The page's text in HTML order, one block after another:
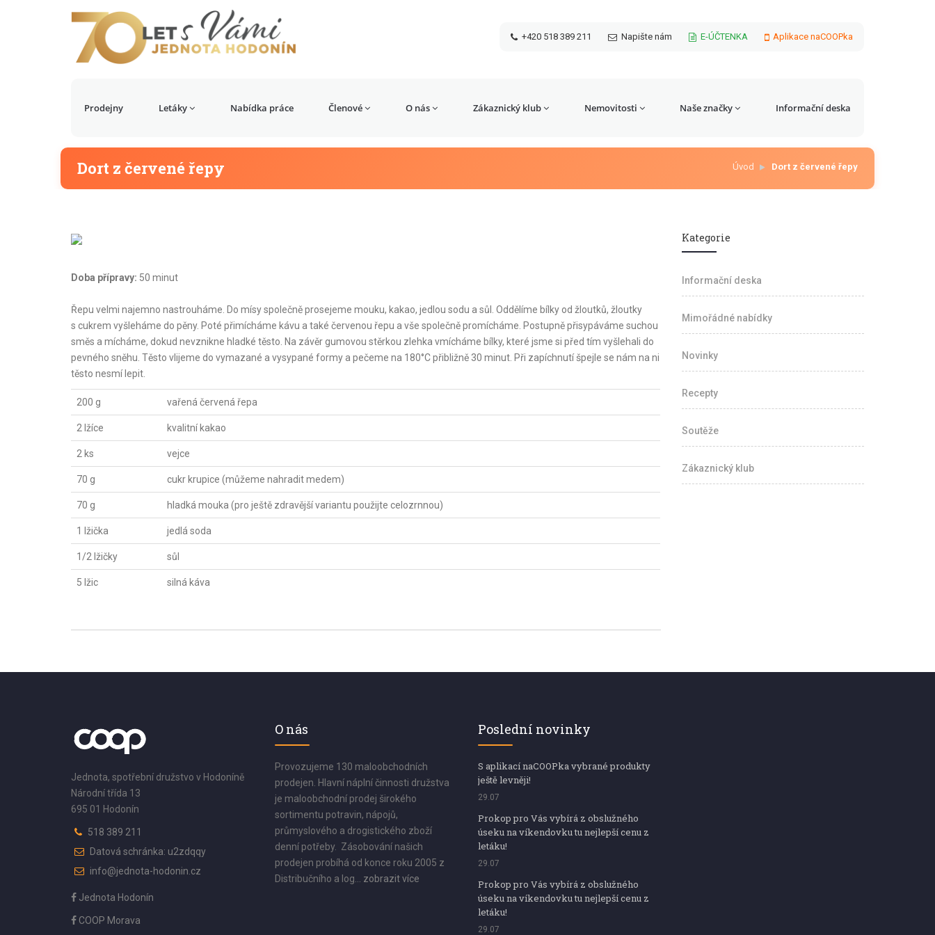
+420 518 389 211 Napište nám E-ÚČTENKA Aplikace naCOOPka
Prodejny Letáky Nabídka práce Členové O nás Zákaznický klub Nemovitosti Naše značky Informační deska
Dort z červené řepy Úvod Dort z červené řepy
Doba přípravy: 50 minut
Řepu velmi najemno nastrouháme. Do mísy společně prosejeme mouku, kakao, jedlou sodu a sůl. Oddělíme bílky od žloutků, žloutky
s cukrem vyšleháme do pěny. Poté přimícháme kávu a také červenou řepu a vše společně promícháme. Postupně přisypáváme suchou
směs a mícháme, dokud nevznikne hladké těsto. Na závěr gumovou stěrkou zlehka vmícháme bílky, které jsme si před tím vyšlehali do
pevného sněhu. Těsto vlijeme do vymazané a vysypané formy a pečeme na 180°C přibližně 30 minut. Při zapíchnutí špejle se nám na ni
těsto nesmí lepit.
200 g vařená červená řepa
2 lžíce kvalitní kakao
2 ks vejce
70 g cukr krupice (můžeme nahradit medem)
70 g hladká mouka (pro ještě zdravější variantu použijte celozrnnou)
1 lžička jedlá soda
1/2 lžičky sůl
5 lžic silná káva
Kategorie
Informační deska
Mimořádné nabídky
Novinky
Recepty
Soutěže
Zákaznický klub
Jednota, spotřební družstvo v Hodoníně
Národní třída 13
695 01 Hodonín
518 389 211
Datová schránka: u2zdqqy
info@jednota-hodonin.cz
Jednota Hodonín
COOP Morava
O nás
Provozujeme 130 maloobchodních
prodejen. Hlavní náplní činnosti družstva
je maloobchodní prodej širokého
sortimentu potravin, nápojů,
průmyslového a drogistického zboží
denní potřeby. Zásobování našich
prodejen probíhá od konce roku 2005 z
Distribučního a log... zobrazit více
Poslední novinky
S aplikací naCOOPka vybrané produkty
ještě levněji!
29.07
Prokop pro Vás vybírá z obslužného
úseku na víkendovku tu nejlepší cenu z
letáku!
29.07
Prokop pro Vás vybírá z obslužného
úseku na víkendovku tu nejlepší cenu z
letáku!
29.07